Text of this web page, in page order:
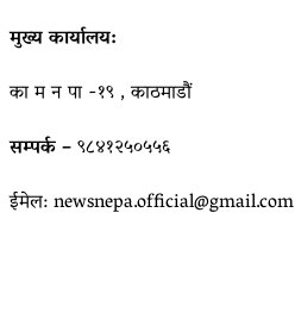
मुख्य कार्यालय:
का म न पा -१९ , काठमाडौं
सम्पर्क –९८४१२५०५५६
ईमेल: newsnepa.official@gmail.com